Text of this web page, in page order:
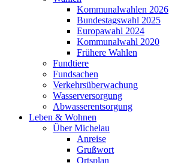
Kommunalwahlen 2026
Bundestagswahl 2025
Europawahl 2024
Kommunalwahl 2020
Frühere Wahlen
Fundtiere
Fundsachen
Verkehrsüberwachung
Wasserversorgung
Abwasserentsorgung
Leben & Wohnen
Über Michelau
Anreise
Grußwort
Ortsplan